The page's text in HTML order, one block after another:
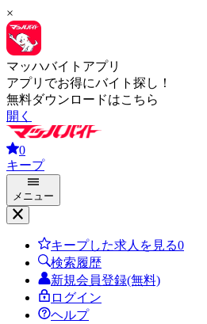
×
マッハバイトアプリ
アプリでお得にバイト探し！
無料ダウンロードはこちら
開く
0
キープ
メニュー
キープした求人を見る0
検索履歴
新規会員登録(無料)
ログイン
ヘルプ